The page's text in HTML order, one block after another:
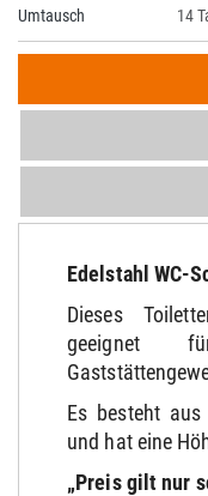
Umtausch
14
Edelstahl WC-
Dieses
geeignet
Es besteht aus
und hat eine
„Preis gilt nur